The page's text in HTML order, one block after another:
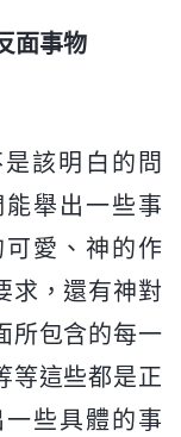
面事物
該明白的問
舉出一些事
愛、神的作
求，還有神對
所包含的每一
等這些都是正
些具體的事